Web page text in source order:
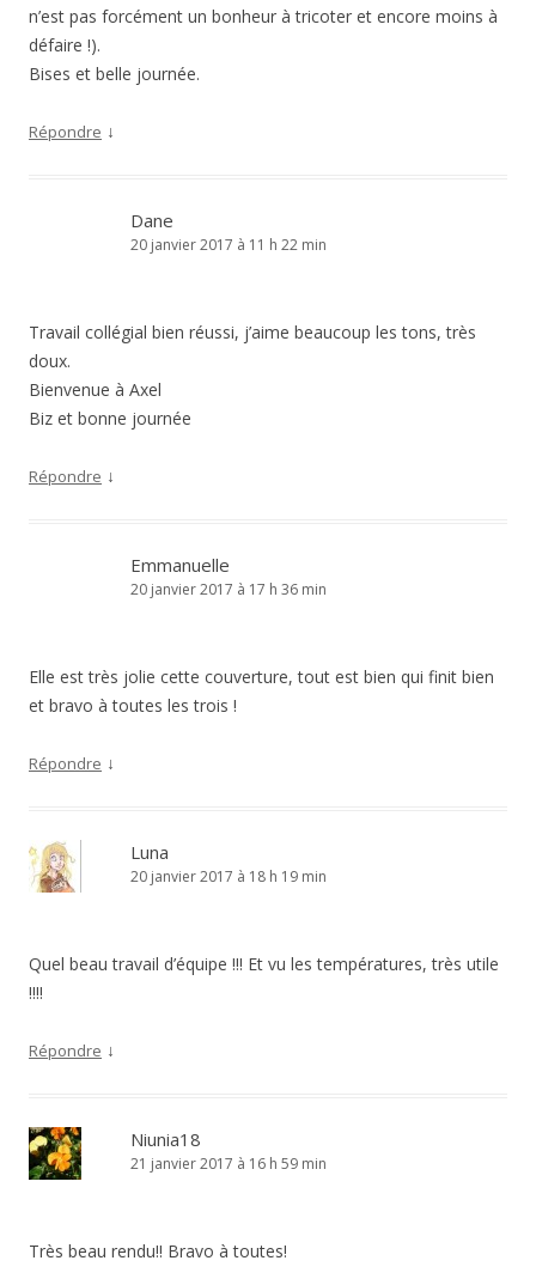
n’est pas forcément un bonheur à tricoter et encore moins à
défaire !).
Bises et belle journée.
Répondre ↓
Dane
20 janvier 2017 à 11 h 22 min
Travail collégial bien réussi, j’aime beaucoup les tons, très
doux.
Bienvenue à Axel
Biz et bonne journée
Répondre ↓
Emmanuelle
20 janvier 2017 à 17 h 36 min
Elle est très jolie cette couverture, tout est bien qui finit bien
et bravo à toutes les trois !
Répondre ↓
Luna
20 janvier 2017 à 18 h 19 min
Quel beau travail d’équipe !!! Et vu les températures, très utile
!!!!
Répondre ↓
Niunia18
21 janvier 2017 à 16 h 59 min
Très beau rendu!! Bravo à toutes!